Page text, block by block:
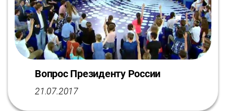
Вопрос Президенту России
21.07.2017